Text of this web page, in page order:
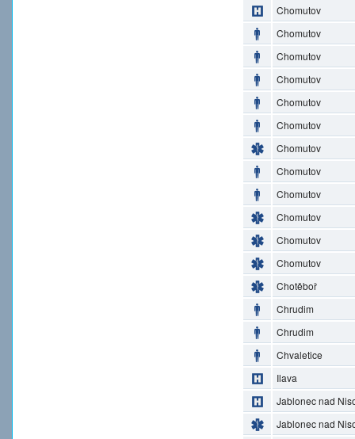
Chomutov
Chomutov
Chomutov
Chomutov
Chomutov
Chomutov
Chomutov
Chomutov
Chomutov
Chomutov
Chomutov
Chomutov
Chotěboř
Chrudim
Chrudim
Chvaletice
Ilava
Jablonec nad
Jablonec nad